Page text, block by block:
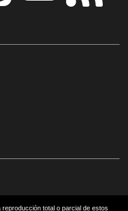
total o parcial de estos